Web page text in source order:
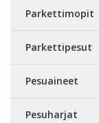
Parkettimopit
Parkettipesut
Pesuaineet
Pesuharjat